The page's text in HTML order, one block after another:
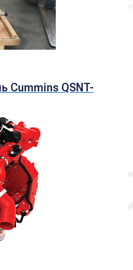
Cummins QSNT-